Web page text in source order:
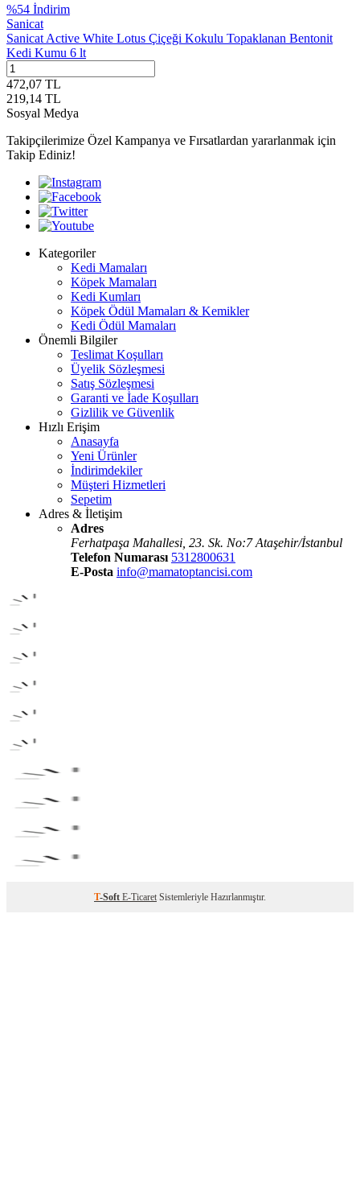
%54 İndirim
Sanicat
Sanicat Active White Lotus Çiçeği Kokulu Topaklanan Bentonit
Kedi Kumu 6 lt
472,07 TL
219,14 TL
Sosyal Medya
Takipçilerimize Özel Kampanya ve Fırsatlardan yararlanmak için
Takip Ediniz!
Kategoriler
Kedi Mamaları
Köpek Mamaları
Kedi Kumları
Köpek Ödül Mamaları & Kemikler
Kedi Ödül Mamaları
Önemli Bilgiler
Teslimat Koşulları
Üyelik Sözleşmesi
Satış Sözleşmesi
Garanti ve İade Koşulları
Gizlilik ve Güvenlik
Hızlı Erişim
Anasayfa
Yeni Ürünler
İndirimdekiler
Müşteri Hizmetleri
Sepetim
Adres & İletişim
Adres
Ferhatpaşa Mahallesi, 23. Sk. No:7 Ataşehir/İstanbul
Telefon Numarası 5312800631
E-Posta info@mamatoptancisi.com
T-Soft E-Ticaret Sistemleriyle Hazırlanmıştır.